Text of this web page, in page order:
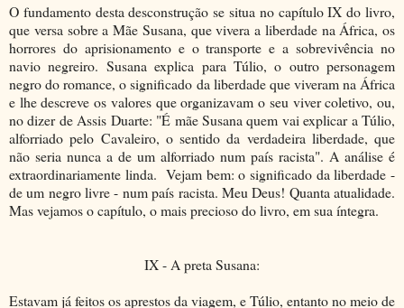
O fundamento desta desconstrução se situa no capítulo IX do livro,
que versa sobre a Mãe Susana, que vivera a liberdade na África, os
horrores do aprisionamento e o transporte e a sobrevivência no
navio negreiro. Susana explica para Túlio, o outro personagem
negro do romance, o significado da liberdade que viveram na África
e lhe descreve os valores que organizavam o seu viver coletivo, ou,
no dizer de Assis Duarte: "É mãe Susana quem vai explicar a Túlio,
alforriado pelo Cavaleiro, o sentido da verdadeira liberdade, que
não seria nunca a de um alforriado num país racista". A análise é
extraordinariamente linda. Vejam bem: o significado da liberdade -
de um negro livre - num país racista. Meu Deus! Quanta atualidade.
Mas vejamos o capítulo, o mais precioso do livro, em sua íntegra.
IX - A preta Susana:
Estavam já feitos os aprestos da viagem, e Túlio, entanto no meio de